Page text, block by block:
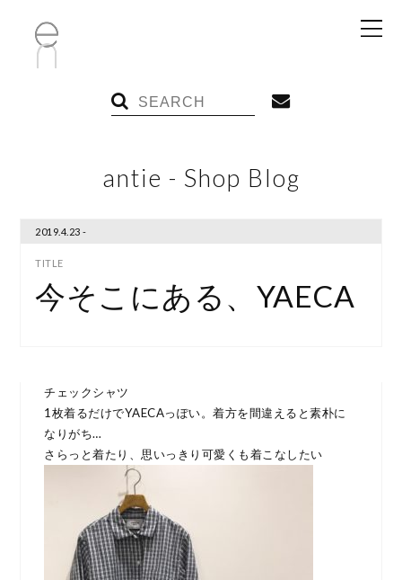
antie - Shop Blog
2019.4.23 -
今そこにある、YAECA
チェックシャツ
1枚着るだけでYAECAっぽい。着方を間違えると素朴に
なりがち…
さらっと着たり、思いっきり可愛くも着こなしたい